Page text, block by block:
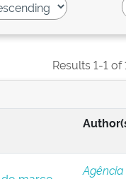
Results 1-1